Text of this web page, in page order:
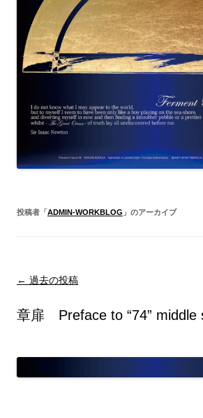
投稿者「ADMIN-WORKBLOG 」のアーカイブ
投
ナ
ゲ
ー
← 過去の投稿
章扉 Preface to “74” middle